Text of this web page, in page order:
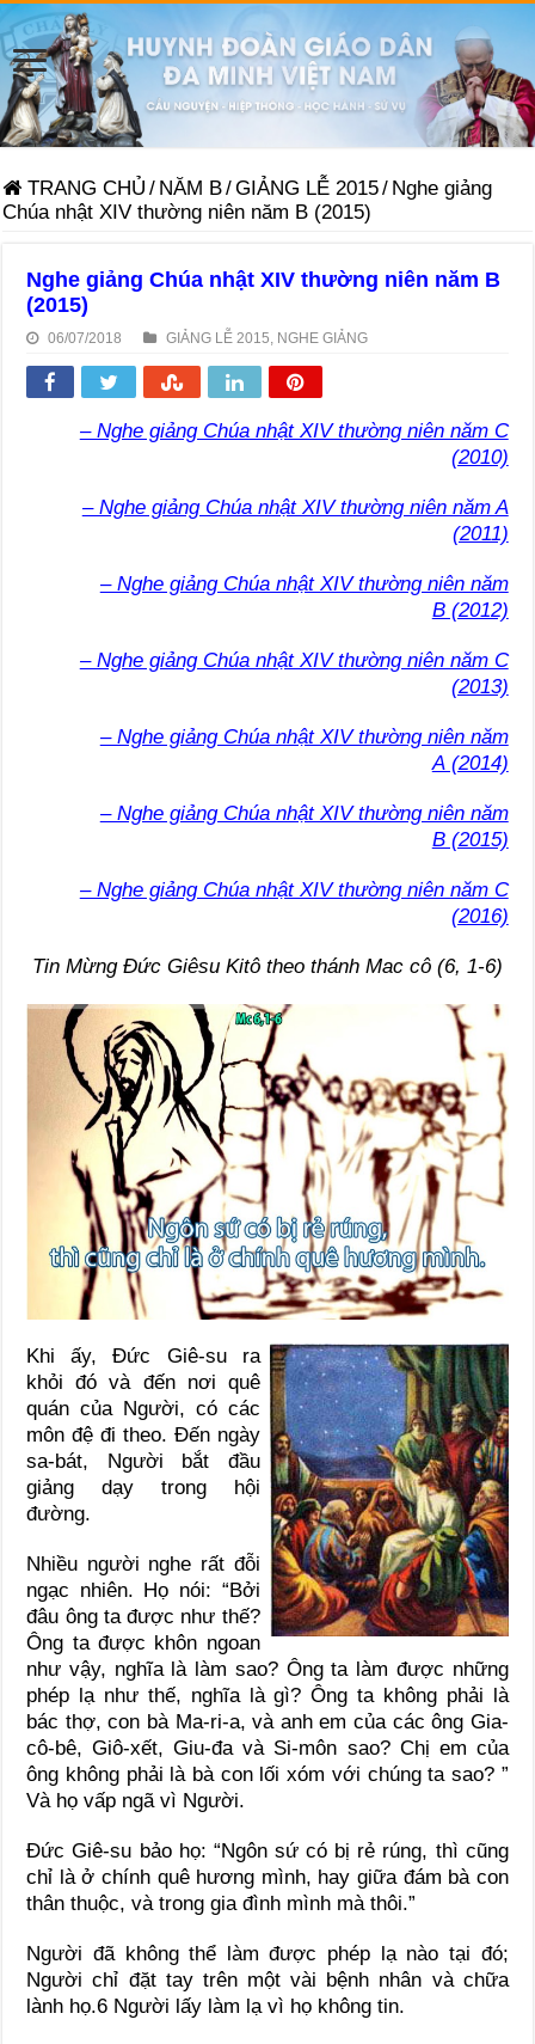
TRANG CHỦ / NĂM B/GIẢNG LỄ 2015/ Nghe giảng
Chúa nhật XIV thường niên năm B (2015)
Nghe giảng Chúa nhật XIV thường niên năm B
(2015)
06/07/2018 GIẢNG LỄ 2015 NGHE GIẢNG
– Nghe giảng Chúa nhật XIV thường niên năm C
(2010)
– Nghe giảng Chúa nhật XIV thường niên năm A
(2011)
– Nghe giảng Chúa nhật XIV thường niên năm
B (2012)
– Nghe giảng Chúa nhật XIV thường niên năm C
(2013)
– Nghe giảng Chúa nhật XIV thường niên năm
A (2014)
– Nghe giảng Chúa nhật XIV thường niên năm
B (2015)
– Nghe giảng Chúa nhật XIV thường niên năm C
(2016)
Tin Mừng Đức Giêsu Kitô theo thánh Mac cô (6, 1-6)
Khi ấy, Đức Giê-su ra
khỏi đó và đến nơi quê
quán của Người, có các
môn đệ đi theo. Đến ngày
sa-bát, Người bắt đầu
giảng dạy trong hội
đường.
Nhiều người nghe rất đỗi
ngạc nhiên. Họ nói: “Bởi
đâu ông ta được như thế?
Ông ta được khôn ngoan
như vậy, nghĩa là làm sao? Ông ta làm được những
phép lạ như thế, nghĩa là gì? Ông ta không phải là
bác thợ, con bà Ma-ri-a, và anh em của các ông Gia-
cô-bê, Giô-xết, Giu-đa và Si-môn sao? Chị em của
ông không phải là bà con lối xóm với chúng ta sao? ”
Và họ vấp ngã vì Người.
Đức Giê-su bảo họ: “Ngôn sứ có bị rẻ rúng, thì cũng
chỉ là ở chính quê hương mình, hay giữa đám bà con
thân thuộc, và trong gia đình mình mà thôi.”
Người đã không thể làm được phép lạ nào tại đó;
Người chỉ đặt tay trên một vài bệnh nhân và chữa
lành họ.6 Người lấy làm lạ vì họ không tin.